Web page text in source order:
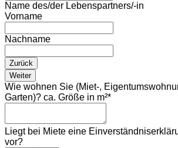
Name des/der Lebenspartners/-in
Vorname
Nachname
Zurück
Weiter
Wie wohnen Sie (Miet-,
Garten)? ca. Größe in m²*
Liegt bei Miete eine
vor?